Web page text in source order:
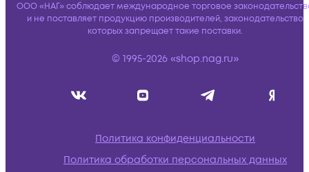
ООО «НАГ» соблюдает международное торговое
и не поставляет продукцию производителей, законодательство
которых запрещает такие поставки.
© 1995-2026 «shop.nag.ru»
Политика конфиденциальности
Политика обработки персональных данных